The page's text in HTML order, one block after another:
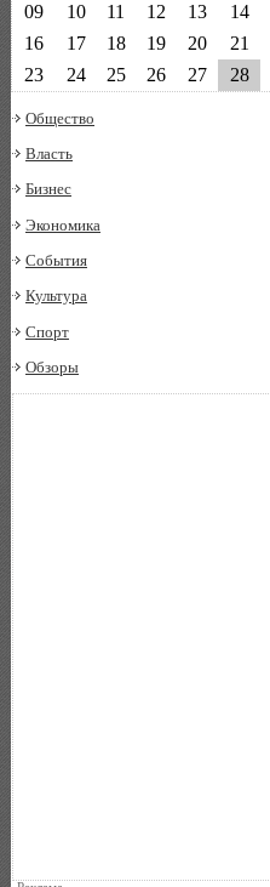
09
10 11 12 13 14
16
17 18 19 20 21
23
24 25 26 27 28
Общество
Власть
Бизнес
Экономика
События
Культура
Спорт
Обзоры